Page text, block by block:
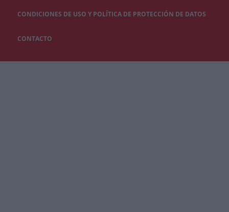
CONDICIONES DE USO Y POLÍTICA DE PROTECCIÓN DE DATOS
CONTACTO